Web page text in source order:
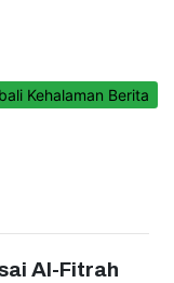
Kehalaman Berita
Al-Fitrah